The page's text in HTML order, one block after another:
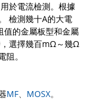
於電流檢測。根據
檢測幾十A的大電
值的金屬板型和金屬
選擇幾百mΩ～幾Ω
。
MF、 MOSX。